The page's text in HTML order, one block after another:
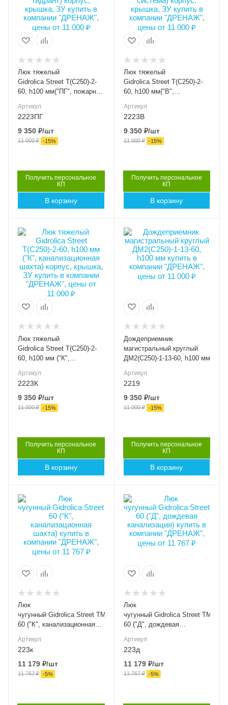
Класс нагрузки
C250
Материал лотка и
Чугун
Вес, кг
40
Серия
СФ
Артикул
2223ПГ
Люк тяжелый
Gidrolica Street Т(С250)-2-
60, h100 мм("ПГ", пожарный
ЗУ
Артикул
2223ПГ
9 350 ₽/шт
11 000₽ -15%
Получить персональное
КП
В корзину
Класс нагрузки
C250
Материал лотка и
Чугун
Вес, кг
40
Серия
СФ
Артикул
2223В
Люк тяжелый
Gidrolica Street Т(С250)-2-
60, h100 мм("В",
корпус, крышка, ЗУ
Артикул
2223В
9 350₽/шт
11 000₽ -15%
Получить персональное
КП
В корзину
Высота внешняя (мм)
Ширина внешняя (мм)
740
Класс нагрузки
Материал лотка и
Чугун
Вес, кг
40
Серия
СФ
Артикул
2223К
Люк тяжелый
Gidrolica Street Т(С250)-2-
60, h100 мм ("К",
корпус, крышка, ЗУ
Артикул
2223К
9 350 ₽/шт
11 000₽ -15%
Получить персональное
КП
В корзину
Высота внешняя (мм)
100
Ширина внешняя (мм)
740
шт.
C250
Материал лотка и
решетки
Вес, кг
Серия
2219
Длина, мм
Дождеприемник
магистральный круглый
ДМ2(С250)-1-13-60, h100 мм
Артикул
2219
9 350₽/шт
11 000₽ -15%
Получить персональное
КП
В корзину
Высота внешняя (мм)
100
Ширина внешняя (мм)
Ширина внутренняя
шт.
D400
Материал лотка и
решетки
Вес, кг
Серия
Люк
чугунный Gidrolica Street ТМ(Д400)-2-
60 ("К", канализационная
Артикул
223к
11 179 ₽/шт
11 767₽ -5%
Высота внешняя (мм)
100
Ширина внешняя (мм)
800
шт.
D400
Материал лотка и
решетки
Вес, кг
Серия
Люк
чугунный Gidrolica Street
60 ("Д", дождевая
Артикул
223д
11 179₽/шт
11 767₽ -5%